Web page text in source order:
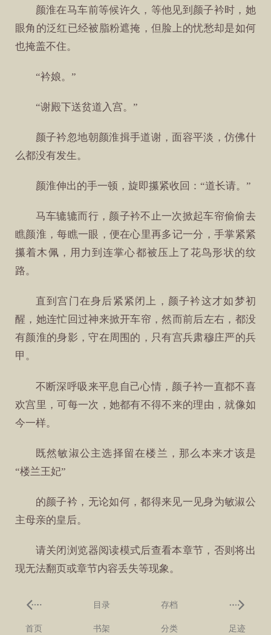
颜淮在马车前等候许久，等他见到颜子衿时，她
眼角的泛红已经被脂粉遮掩，但脸上的忧愁却是如何
也掩盖不住。
“衿娘。”
“谢殿下送贫道入宫。”
颜子衿忽地朝颜淮揖手道谢，面容平淡，仿佛什
么都没有发生。
颜淮伸出的手一顿，旋即攥紧收回：“道长请。”
马车辘辘而行，颜子衿不止一次掀起车帘偷偷去
瞧颜淮，每瞧一眼，便在心里再多记一分，手掌紧紧
攥着木佩，用力到连掌心都被压上了花鸟形状的纹
路。
直到宫门在身后紧紧闭上，颜子衿这才如梦初
醒，她连忙回过神来掀开车帘，然而前后左右，都没
有颜淮的身影，守在周围的，只有宫兵肃穆庄严的兵
甲。
不断深呼吸来平息自己心情，颜子衿一直都不喜
欢宫里，可每一次，她都有不得不来的理由，就像如
今一样。
既然敏淑公主选择留在楼兰，那么本来才该是
“楼兰王妃”
的颜子衿，无论如何，都得来见一见身为敏淑公
主母亲的皇后。
请关闭浏览器阅读模式后查看本章节，否则将出
现无法翻页或章节内容丢失等现象。
目录 存档
首页 书架 分类 足迹